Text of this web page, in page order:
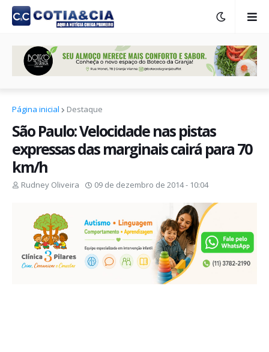
Página inicial Destaque
São Paulo: Velocidade nas pistas
expressas das marginais cairá para 70
km/h
Rudney Oliveira 09 de dezembro de 2014 - 10:04